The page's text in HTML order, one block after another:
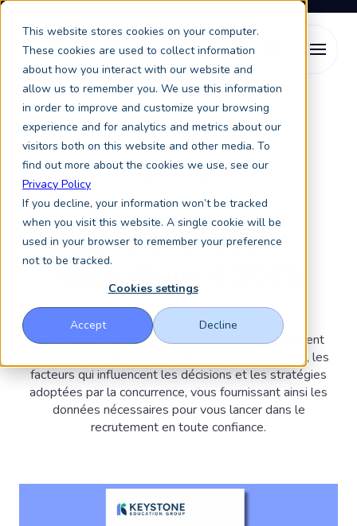
This website stores cookies on your computer.
These cookies are used to collect information
about how you interact with our website and
allow us to remember you. We use this information
in order to improve and customize your browsing
experience and for analytics and metrics about our
visitors both on this website and other media. To
find out more about the cookies we use, see our
Privacy Policy
If you decline, your information won’t be tracked
when you visit this website. A single cookie will be
used in your browser to remember your preference
not to be tracked.
Cookies settings
Accept Decline
Ressources State of Student Recruitment
State of Student
Recruitment
Notre rapport annuel « State of Student Recruitment
2026» met en évidence les marchés en croissance, les
facteurs qui influencent les décisions et les stratégies
adoptées par la concurrence, vous fournissant ainsi les
données nécessaires pour vous lancer dans le
recrutement en toute confiance.